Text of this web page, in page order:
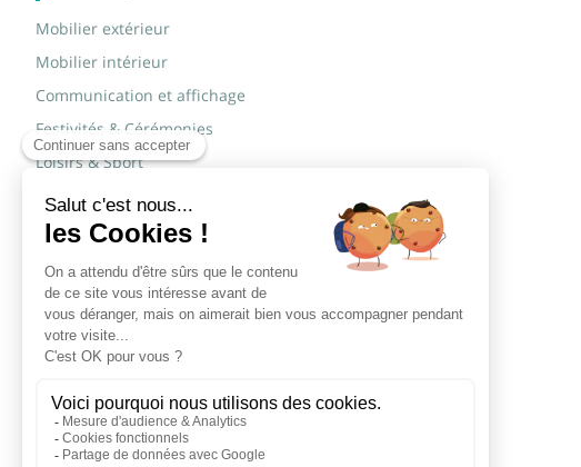
Mobilier extérieur
Mobilier intérieur
Communication et affichage
Festivités & Cérémonies
Loisirs & Sport
Mobilier scolaire
Mobilier urbain
Sécurité routière & TP
Tables pliantes rectangulaires
Tables pliantes rondes
Tables rondes polypro
Marques
JAD Groupe